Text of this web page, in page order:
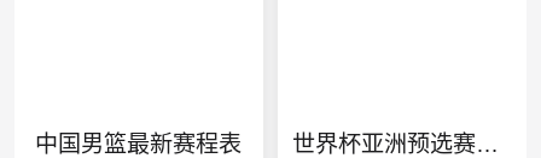
中国男篮最新赛程表 世界杯亚洲预选赛中国队名单